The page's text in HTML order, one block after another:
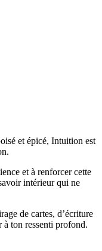
et épicé, Intuition est
et à renforcer cette
intérieur qui ne
de cartes, d’écriture
ton ressenti profond.